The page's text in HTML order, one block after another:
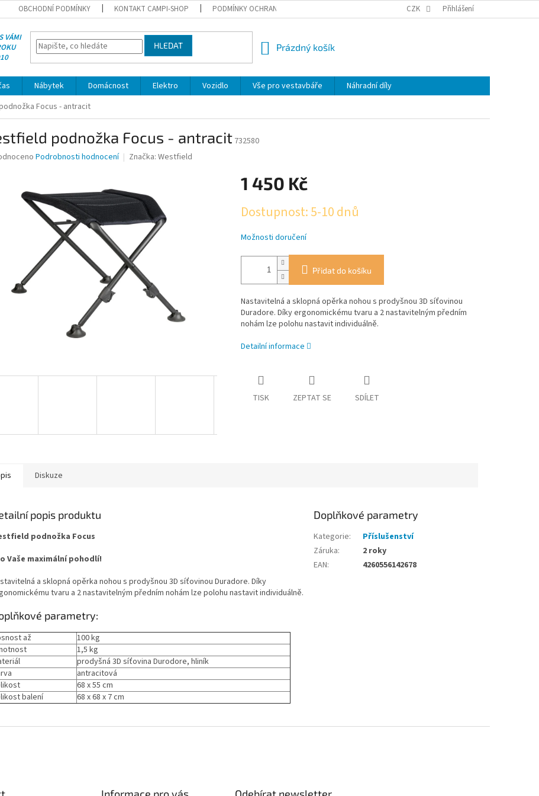
OBCHODNÍ PODMÍNKY KONTAKT CAMPI-SHOP PODMÍNKY OCHRANY OSOBNÍCH ÚDAJŮ REKLAMACE
CZK Přihlášení
VÁMI
HLEDAT
NÁKUPNÍ
Prázdný košík
Nábytek Domácnost Elektro Vozidlo Vše pro vestavbáře
Náhradní díly
Focus - antracit
podnožka Focus - antracit 732580
Podrobnosti hodnocení Značka: Westfield
1 450 Kč
cena:
Dostupnost: 5-10 dnů
Možnosti doručení
Přidat do košíku
Nastavitelná a sklopná opěrka nohou s prodyšnou 3D síťovinou
Duradore. Díky ergonomickému tvaru a 2 nastavitelným předním
nohám lze polohu nastavit individuálně.
Detailní informace
TISK ZEPTAT SE SDÍLET
Diskuze
popis produktu
podnožka Focus
Vaše maximální pohodlí!
a sklopná opěrka nohou s prodyšnou 3D síťovinou Duradore. Díky
tvaru a 2 nastavitelným předním nohám lze polohu nastavit individuálně.
parametry:
až
100 kg
1,5 kg
prodyšná 3D síťovina Durodore, hliník
antracitová
68 x 55 cm
balení
68 x 68 x 7 cm
Doplňkové parametry
Kategorie:
Příslušenství
Záruka:
2 roky
EAN: 4260556142678
Informace pro vás Odebírat newsletter